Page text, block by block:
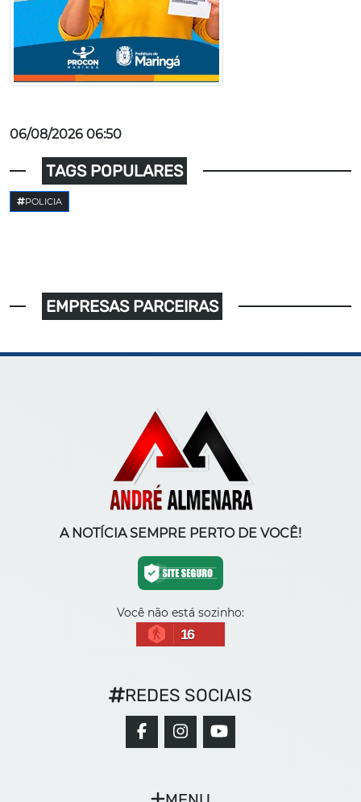
06/08/2026 06:50
TAGS POPULARES
POLICIA
EMPRESAS PARCEIRAS
A NOTÍCIA SEMPRE PERTO DE VOCÊ!
Você não está sozinho:
16
REDES SOCIAIS